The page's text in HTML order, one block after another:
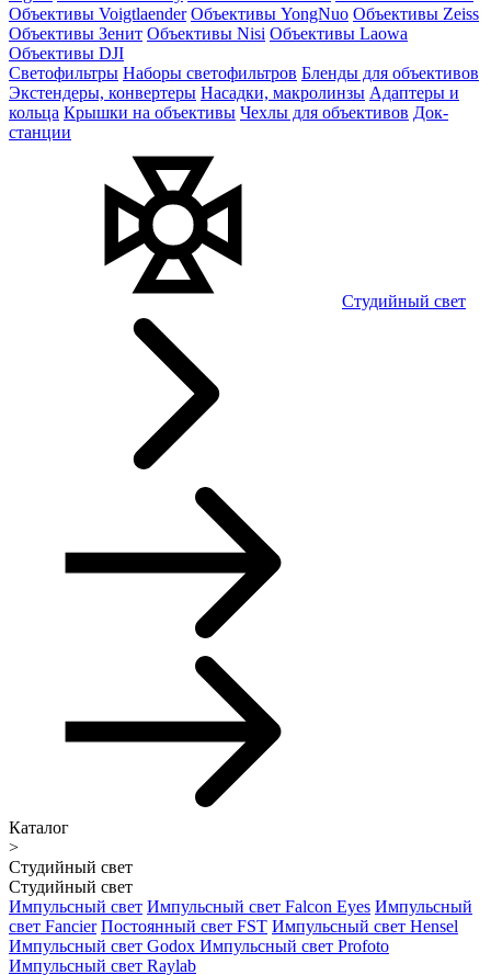
Объективы Voigtlaender Объективы YongNuo Объективы Zeiss
Объективы Зенит Объективы Nisi Объективы Laowa
Объективы DJI
Светофильтры Наборы светофильтров Бленды для объективов
Экстендеры, конвертеры Насадки, макролинзы Адаптеры и
кольца Крышки на объективы Чехлы для объективов Док-
станции
Студийный свет
Каталог
>
Студийный свет
Студийный свет
Импульсный свет Импульсный свет Falcon Eyes Импульсный
свет Fancier Постоянный свет FST Импульсный свет Hensel
Импульсный свет Godox Импульсный свет Profoto
Импульсный свет Raylab